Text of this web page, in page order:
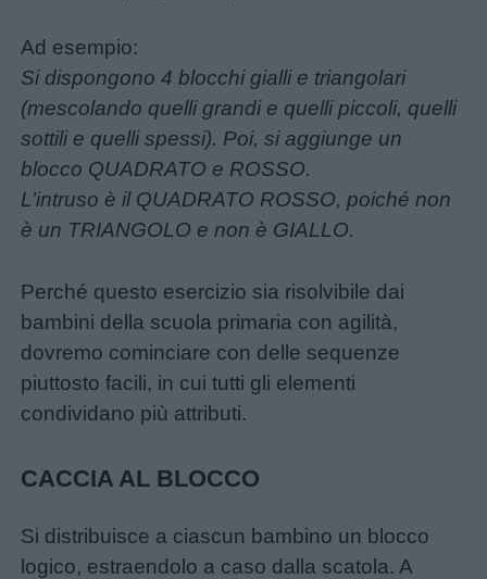
Ad esempio:
Si dispongono 4 blocchi gialli e triangolari
(mescolando quelli grandi e quelli piccoli, quelli
sottili e quelli spessi). Poi, si aggiunge un
blocco QUADRATO e ROSSO.
L’intruso è il QUADRATO ROSSO, poiché non
è un TRIANGOLO e non è GIALLO.
Perché questo esercizio sia risolvibile dai
bambini della scuola primaria con agilità,
dovremo cominciare con delle sequenze
piuttosto facili, in cui tutti gli elementi
condividano più attributi.
CACCIA AL BLOCCO
Si distribuisce a ciascun bambino un blocco
logico, estraendolo a caso dalla scatola. A